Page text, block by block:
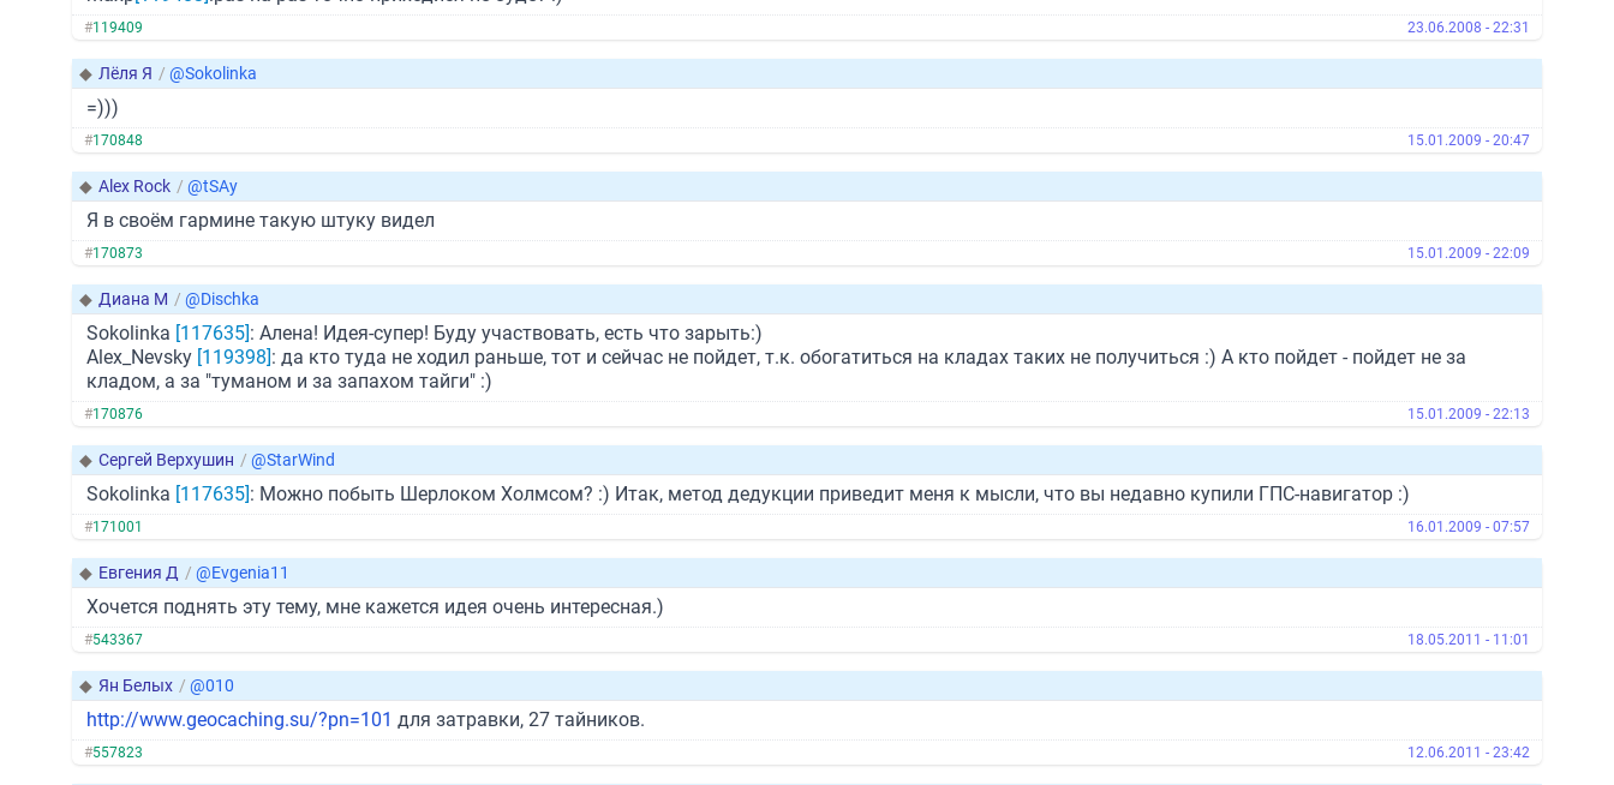
#119409 23.06.2008 - 22:31
◆ Лёля Я / @Sokolinka
=)))
#170848 15.01.2009 - 20:47
◆ Alex Rock / @tSAy
Я в своём гармине такую штуку видел
#170873 15.01.2009 - 22:09
◆ Диана М / @Dischka
Sokolinka [117635]: Алена! Идея-супер! Буду участвовать, есть что зарыть:)
Alex_Nevsky [119398]: да кто туда не ходил раньше, тот и сейчас не пойдет, т.к. обогатиться на кладах таких не получиться :) А кто пойдет - пойдет не за
кладом, а за "туманом и за запахом тайги" :)
#170876 15.01.2009 - 22:13
◆ Сергей Верхушин / @StarWind
Sokolinka [117635]: Можно побыть Шерлоком Холмсом? :) Итак, метод дедукции приведит меня к мысли, что вы недавно купили ГПС-навигатор :)
#171001 16.01.2009 - 07:57
◆ Евгения Д / @Evgenia11
Хочется поднять эту тему, мне кажется идея очень интересная.)
#543367 18.05.2011 - 11:01
◆ Ян Белых / @010
http://www.geocaching.su/?pn=101 для затравки, 27 тайников.
#557823 12.06.2011 - 23:42